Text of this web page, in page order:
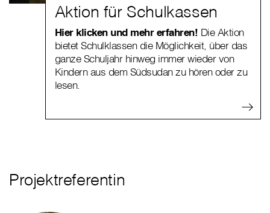
Aktion für Schulkassen
Hier klicken und mehr erfahren! Die Aktion
bietet Schulklassen die Möglichkeit, über das
ganze Schuljahr hinweg immer wieder von
Kindern aus dem Südsudan zu hören oder zu
lesen.
Projektreferentin